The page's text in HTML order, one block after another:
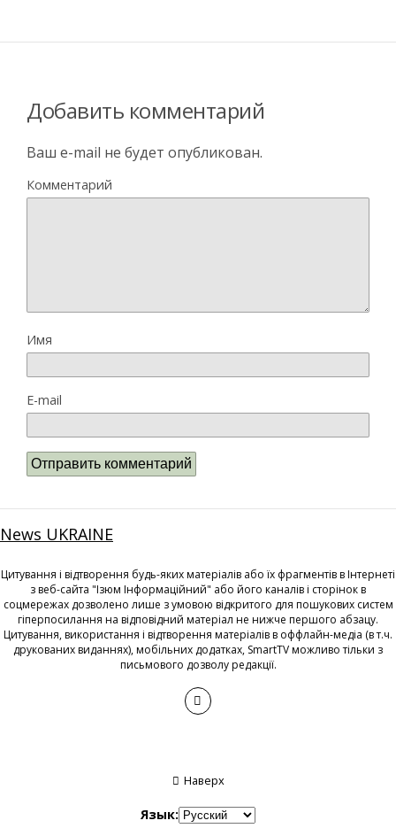
Добавить комментарий
Ваш e-mail не будет опубликован.
Комментарий
Имя
E-mail
News UKRAINE
Цитування і відтворення будь-яких матеріалів або їх фрагментів в Інтернеті
з веб-сайта "Ізюм Інформаційний" або його каналів і сторінок в
соцмережах дозволено лише з умовою відкритого для пошукових систем
гіперпосилання на відповідний матеріал не нижче першого абзацу.
Цитування, використання і відтворення матеріалів в оффлайн-медіа (в т.ч.
друкованих виданнях), мобільних додатках, SmartTV можливо тільки з
письмового дозволу редакції.
Наверх
Язык: